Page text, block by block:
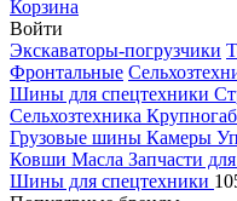
Корзина
Войти
Экскаваторы-погрузчики
Фронтальные
Шины для спецтехники
Сельхозтехника
Грузовые шины Камеры
Ковши Масла Запчасти
Шины для спецтехники